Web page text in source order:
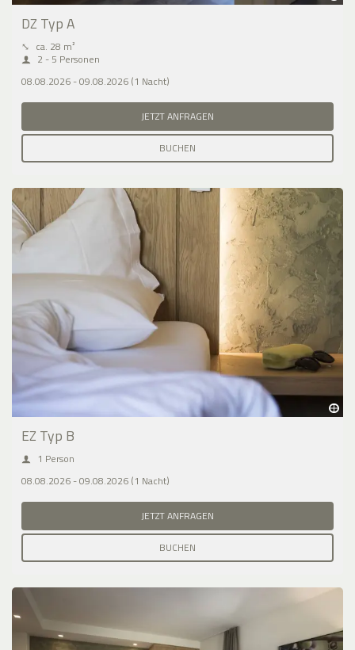
DZ Typ A
⤡ ca. 28 m²
2 - 5 Personen
08.08.2026 - 09.08.2026 (1 Nacht)
JETZT ANFRAGEN
BUCHEN
EZ Typ B
1 Person
08.08.2026 - 09.08.2026 (1 Nacht)
JETZT ANFRAGEN
BUCHEN